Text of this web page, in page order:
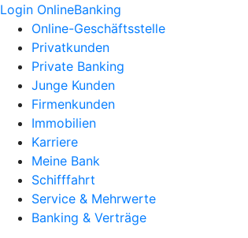
Login OnlineBanking
Online-Geschäftsstelle
Privatkunden
Private Banking
Junge Kunden
Firmenkunden
Immobilien
Karriere
Meine Bank
Schifffahrt
Service & Mehrwerte
Banking & Verträge